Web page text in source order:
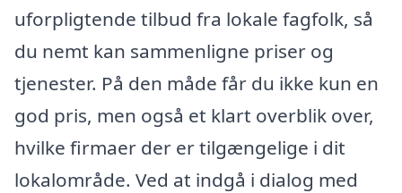
uforpligtende tilbud fra lokale fagfolk, så
du nemt kan sammenligne priser og
tjenester. På den måde får du ikke kun en
god pris, men også et klart overblik over,
hvilke firmaer der er tilgængelige i dit
lokalområde. Ved at indgå i dialog med